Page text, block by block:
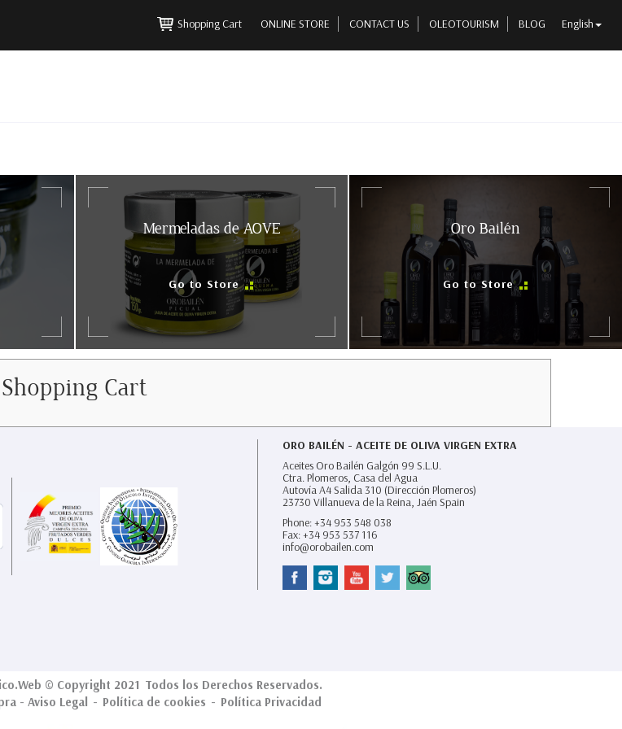
Shopping Cart ONLINE STORE CONTACT US OLEOTOURISM BLOG English
Mermeladas de AOVE
Go to Store
Oro Bailén
Go to Store
Shopping Cart
ORO BAILÉN - ACEITE DE OLIVA VIRGEN EXTRA
Aceites Oro Bailén Galgón 99 S.L.U.
Ctra. Plomeros, Casa del Agua
Autovía A4 Salida 310 (Dirección Plomeros)
23730 Villanueva de la Reina, Jaén Spain
Phone:+34 953 548 038
Fax:+34 953 537 116
info@orobailen.com
© Copyright 2021 Todos los Derechos Reservados.
- Aviso Legal - Política de cookies - Política Privacidad